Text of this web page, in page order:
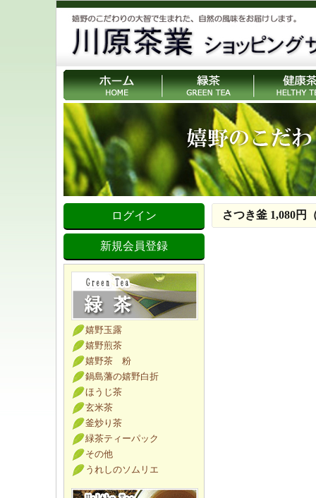
ログイン
新規会員登録
嬉野玉露
嬉野煎茶
嬉野茶 粉
鍋島藩の嬉野白折
ほうじ茶
玄米茶
釜炒り茶
緑茶ティーパック
その他
うれしのソムリエ
さつき釜 1,080円